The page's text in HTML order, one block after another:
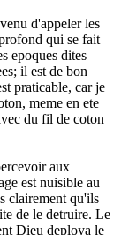
d'appeler les
qui se fait
epoques dites
il est de bon
praticable, car je
meme en ete
du fil de coton
aux
est nuisible au
clairement qu'ils
de le detruire. Le
Dieu deploya le